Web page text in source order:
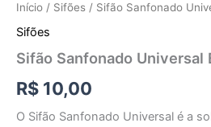
Início / Sifões / Sifão Sanfonado
Sifões
Sifão Sanfonado Universal
R$ 10,00
O Sifão Sanfonado Universal é a